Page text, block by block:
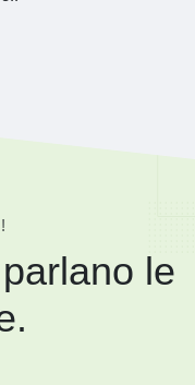
le